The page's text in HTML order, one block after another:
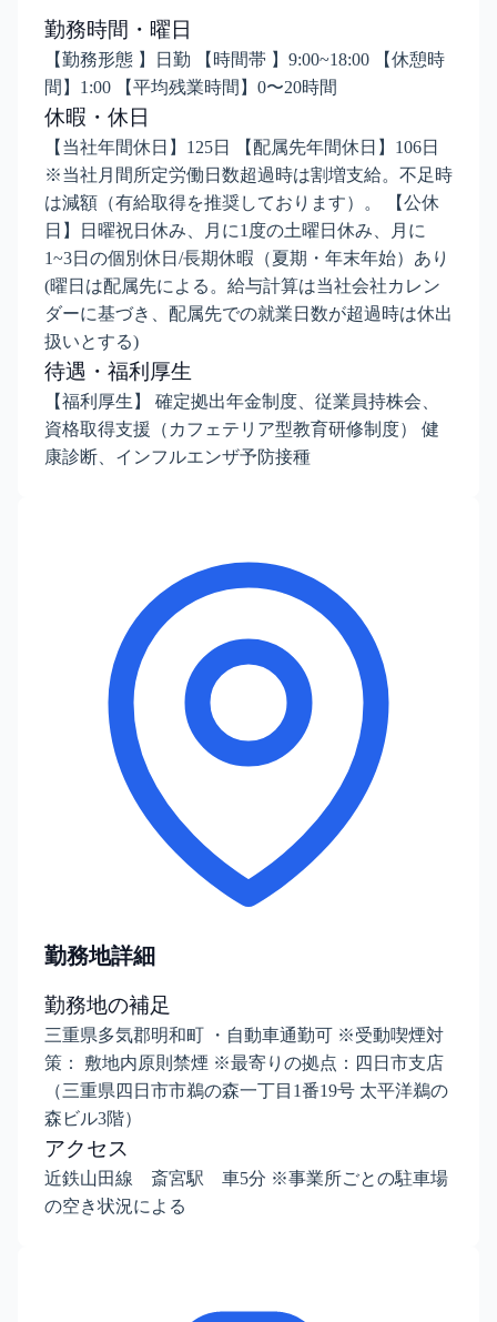
勤務時間・曜日
【勤務形態 】日勤 【時間帯 】9:00~18:00 【休憩時
間】1:00 【平均残業時間】0〜20時間
休暇・休日
【当社年間休日】125日 【配属先年間休日】106日
※当社月間所定労働日数超過時は割増支給。不足時
は減額（有給取得を推奨しております）。 【公休
日】日曜祝日休み、月に1度の土曜日休み、月に
1~3日の個別休日/長期休暇（夏期・年末年始）あり
(曜日は配属先による。給与計算は当社会社カレン
ダーに基づき、配属先での就業日数が超過時は休出
扱いとする)
待遇・福利厚生
【福利厚生】 確定拠出年金制度、従業員持株会、
資格取得支援（カフェテリア型教育研修制度） 健
康診断、インフルエンザ予防接種
勤務地詳細
勤務地の補足
三重県多気郡明和町 ・自動車通勤可 ※受動喫煙対
策： 敷地内原則禁煙 ※最寄りの拠点：四日市支店
（三重県四日市市鵜の森一丁目1番19号 太平洋鵜の
森ビル3階）
アクセス
近鉄山田線 斎宮駅 車5分 ※事業所ごとの駐車場
の空き状況による